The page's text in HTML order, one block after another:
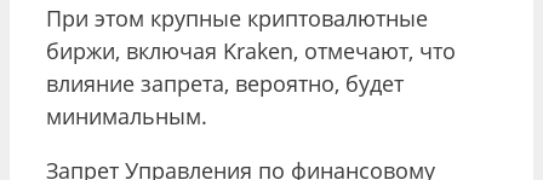
При этом крупные криптовалютные
биржи, включая Kraken, отмечают, что
влияние запрета, вероятно, будет
минимальным.
Запрет Управления по финансовому